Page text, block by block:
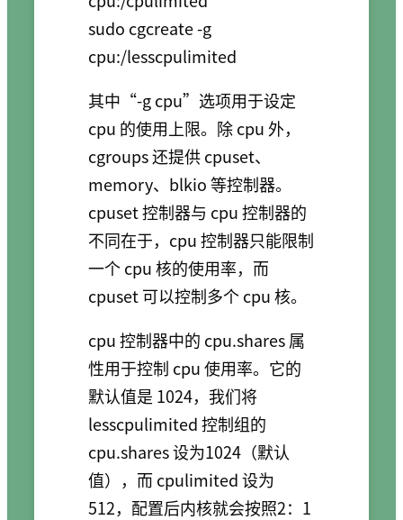
sudo cgcreate -g
其中“-g cpu”选项用于设定
cpu 的使用上限。除 cpu 外，
cgroups 还提供 cpuset、
memory、blkio 等控制器。
cpuset 控制器与 cpu 控制器的
不同在于，cpu 控制器只能限制
一个 cpu 核的使用率，而
cpuset 可以控制多个 cpu 核。
cpu 控制器中的 cpu.shares 属
性用于控制 cpu 使用率。它的
默认值是 1024，我们将
lesscpulimited 控制组的
cpu.shares 设为1024（默认
值），而 cpulimited 设为
512，配置后内核就会按照2：1